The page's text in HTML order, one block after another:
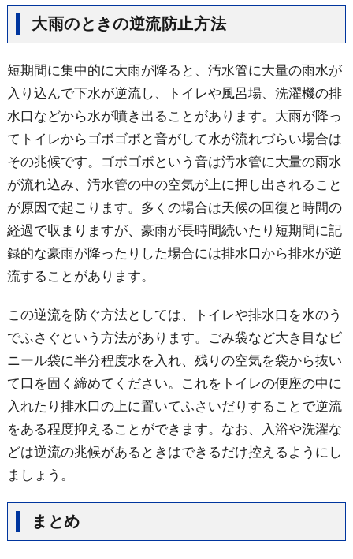
大雨のときの逆流防止方法
短期間に集中的に大雨が降ると、汚水管に大量の雨水が
入り込んで下水が逆流し、トイレや風呂場、洗濯機の排
水口などから水が噴き出ることがあります。大雨が降っ
てトイレからゴボゴボと音がして水が流れづらい場合は
その兆候です。ゴボゴボという音は汚水管に大量の雨水
が流れ込み、汚水管の中の空気が上に押し出されること
が原因で起こります。多くの場合は天候の回復と時間の
経過で収まりますが、豪雨が長時間続いたり短期間に記
録的な豪雨が降ったりした場合には排水口から排水が逆
流することがあります。
この逆流を防ぐ方法としては、トイレや排水口を水のう
でふさぐという方法があります。ごみ袋など大き目なビ
ニール袋に半分程度水を入れ、残りの空気を袋から抜い
て口を固く締めてください。これをトイレの便座の中に
入れたり排水口の上に置いてふさいだりすることで逆流
をある程度抑えることができます。なお、入浴や洗濯な
どは逆流の兆候があるときはできるだけ控えるようにし
ましょう。
まとめ